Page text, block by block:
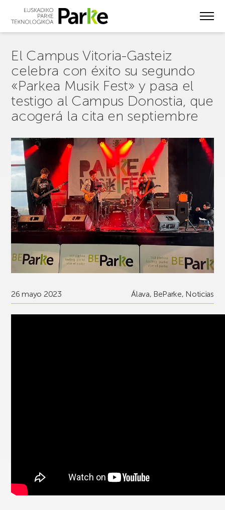
El Campus Vitoria-Gasteiz
celebra con éxito su segundo
«Parkea Musik Fest» y pasa el
testigo al Campus Donostia, que
acogerá la cita en septiembre
26 mayo 2023 Álava, BeParke, Noticias